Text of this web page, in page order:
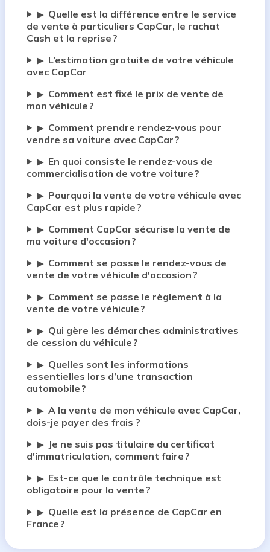
▶ Quelle est la différence entre le service
de vente à particuliers CapCar, le rachat
Cash et la reprise ?
▶ L’estimation gratuite de votre véhicule
avec CapCar
▶ Comment est fixé le prix de vente de
mon véhicule ?
▶ Comment prendre rendez-vous pour
vendre sa voiture avec CapCar ?
▶ En quoi consiste le rendez-vous de
commercialisation de votre voiture ?
▶ Pourquoi la vente de votre véhicule avec
CapCar est plus rapide ?
▶ Comment CapCar sécurise la vente de
ma voiture d'occasion ?
▶ Comment se passe le rendez-vous de
vente de votre véhicule d'occasion ?
▶ Comment se passe le règlement à la
vente de votre véhicule ?
▶ Qui gère les démarches administratives
de cession du véhicule ?
▶ Quelles sont les informations
essentielles lors d’une transaction
automobile ?
▶ A la vente de mon véhicule avec CapCar,
dois-je payer des frais ?
▶
Je ne suis pas titulaire du certificat
d'immatriculation, comment faire ?
▶ Est-ce que le contrôle technique est
obligatoire pour la vente ?
▶ Quelle est la présence de CapCar en
France ?